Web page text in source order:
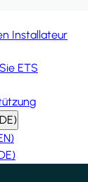
Installateur
ETS